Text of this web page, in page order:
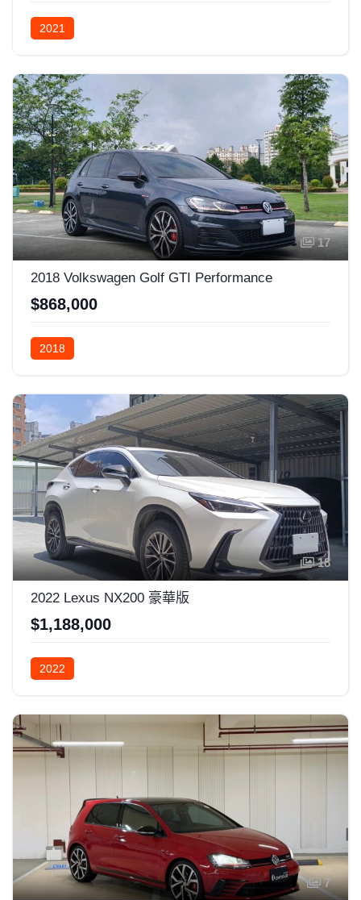
2021
17
2018 Volkswagen Golf GTI Performance
$868,000
2018
18
2022 Lexus NX200 豪華版
$1,188,000
2022
7